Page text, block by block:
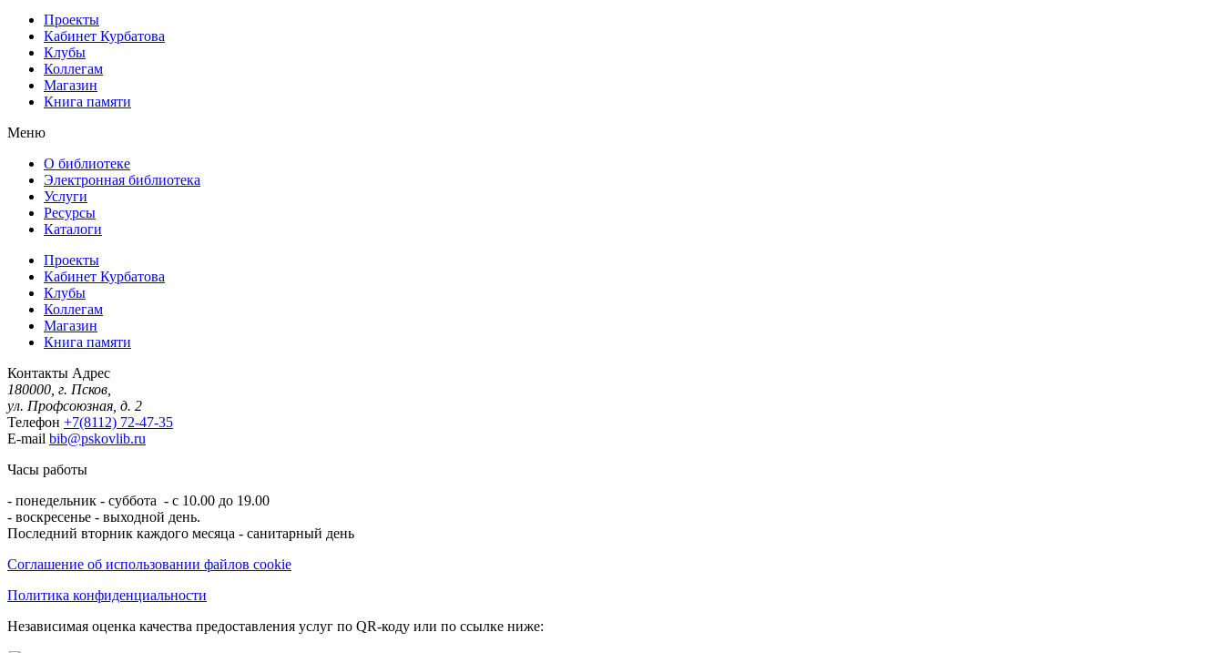
Проекты
Кабинет Курбатова
Клубы
Коллегам
Магазин
Книга памяти
Меню
О библиотеке
Электронная библиотека
Услуги
Ресурсы
Каталоги
Проекты
Кабинет Курбатова
Клубы
Коллегам
Магазин
Книга памяти
Контакты Адрес
180000, г. Псков,
ул. Профсоюзная, д. 2
Телефон +7(8112) 72-47-35
E-mail bib@pskovlib.ru
Часы работы
- понедельник - суббота - с 10.00 до 19.00
- воскресенье - выходной день.
Последний вторник каждого месяца - санитарный день
Соглашение об использовании файлов cookie
Политика конфиденциальности
Независимая оценка качества предоставления услуг по QR-коду или по ссылке ниже: